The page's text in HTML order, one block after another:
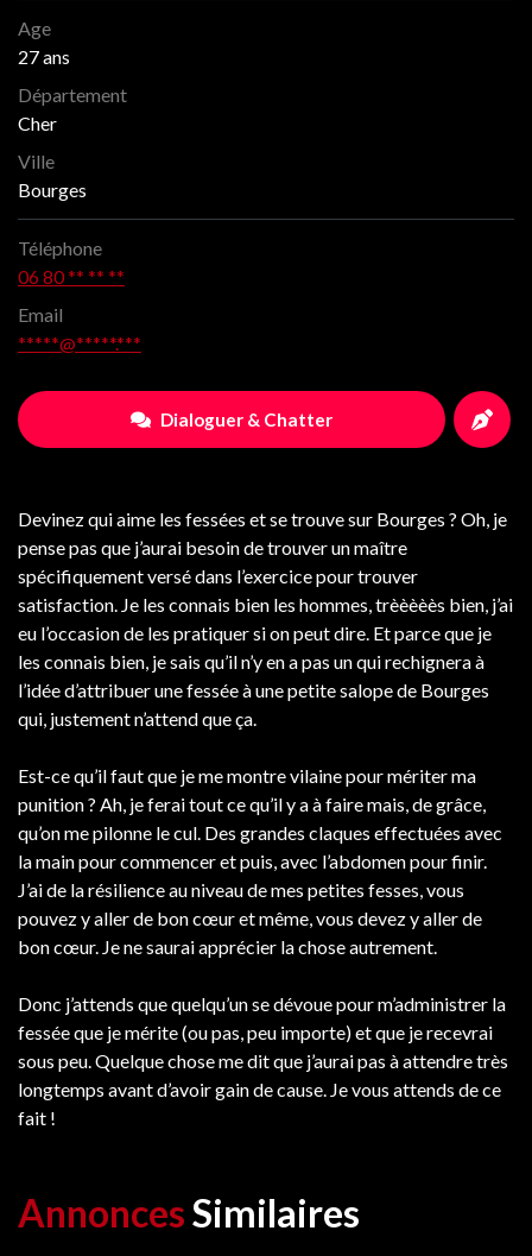
Age
27 ans
Département
Cher
Ville
Bourges
Téléphone
06 80 ** ** **
Email
*****@*****.***
Dialoguer & Chatter
Devinez qui aime les fessées et se trouve sur Bourges ? Oh, je
pense pas que j’aurai besoin de trouver un maître
spécifiquement versé dans l’exercice pour trouver
satisfaction. Je les connais bien les hommes, trèèèèès bien, j’ai
eu l’occasion de les pratiquer si on peut dire. Et parce que je
les connais bien, je sais qu’il n’y en a pas un qui rechignera à
l’idée d’attribuer une fessée à une petite salope de Bourges
qui, justement n’attend que ça.
Est-ce qu’il faut que je me montre vilaine pour mériter ma
punition ? Ah, je ferai tout ce qu’il y a à faire mais, de grâce,
qu’on me pilonne le cul. Des grandes claques effectuées avec
la main pour commencer et puis, avec l’abdomen pour finir.
J’ai de la résilience au niveau de mes petites fesses, vous
pouvez y aller de bon cœur et même, vous devez y aller de
bon cœur. Je ne saurai apprécier la chose autrement.
Donc j’attends que quelqu’un se dévoue pour m’administrer la
fessée que je mérite (ou pas, peu importe) et que je recevrai
sous peu. Quelque chose me dit que j’aurai pas à attendre très
longtemps avant d’avoir gain de cause. Je vous attends de ce
fait !
AnnoncesSimilaires